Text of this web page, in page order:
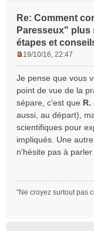
Re: Comment
Paresseux" plus
étapes et
s
s
a
g
e
o
n
19/10/16, 22:47
Je pense que vous
point de vue de la
sépare, c'est que R.
aussi, au départ),
scientifiques pour
impliqués. Une
n'hésite pas à
"Ne croyez surtout pas